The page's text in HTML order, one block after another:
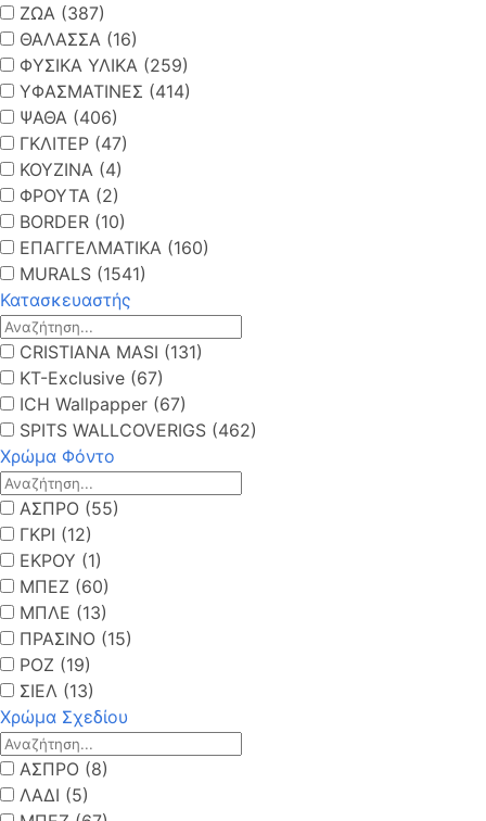
ΖΩΑ (387)
ΘΑΛΑΣΣΑ (16)
ΦΥΣΙΚΑ ΥΛΙΚΑ (259)
ΥΦΑΣΜΑΤΙΝΕΣ (414)
ΨΑΘΑ (406)
ΓΚΛΙΤΕΡ (47)
ΚΟΥΖΙΝΑ (4)
ΦΡΟΥΤΑ (2)
BORDER (10)
ΕΠΑΓΓΕΛΜΑΤΙΚΑ (160)
MURALS (1541)
Κατασκευαστής
CRISTIANA MASI (131)
KT-Exclusive (67)
ICH Wallpapper (67)
SPITS WALLCOVERIGS (462)
Χρώμα Φόντο
ΑΣΠΡΟ (55)
ΓΚΡΙ (12)
ΕΚΡΟΥ (1)
ΜΠΕΖ (60)
ΜΠΛΕ (13)
ΠΡΑΣΙΝΟ (15)
ΡΟΖ (19)
ΣΙΕΛ (13)
Χρώμα Σχεδίου
ΑΣΠΡΟ (8)
ΛΑΔΙ (5)